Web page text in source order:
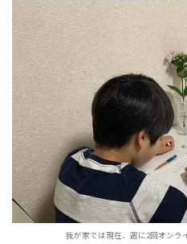
我が家では現在、週に2回オンラ